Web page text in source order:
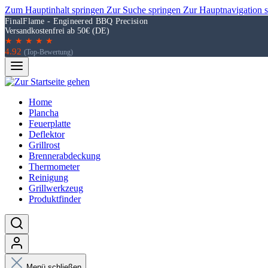
Zum Hauptinhalt springen Zur Suche springen Zur Hauptnavigation
FinalFlame - Engineered BBQ Precision
Versandkostenfrei ab 50€ (DE)
★ ★ ★ ★ ★
4.92 (Top-Bewertung)
Home
Plancha
Feuerplatte
Deflektor
Grillrost
Brennerabdeckung
Thermometer
Reinigung
Grillwerkzeug
Produktfinder